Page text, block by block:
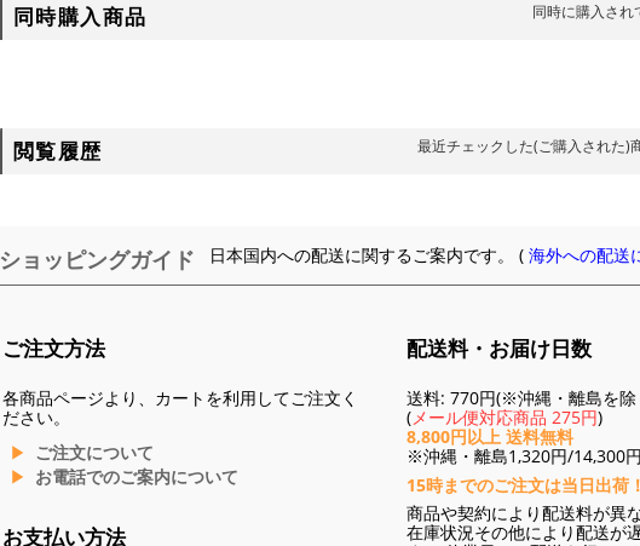
同時購入商品 同時に購入され
閲覧履歴 最近チェックした(ご購入された)
ショッピングガイド 日本国内への配送に関するご案内です。 (海外への配送
ご注文方法
各商品ページより、カートを利用してご注文く
ださい。
ご注文について
お電話でのご案内について
お支払い方法
配送料・お届け日数
送料: 770円(※沖縄・離島を除
(メール便対応商品 275円)
8,800円以上 送料無料
※沖縄・離島1,320円/14,300
15時までのご注文は当日出荷！
商品や契約により配送料が異
在庫状況その他により配送が